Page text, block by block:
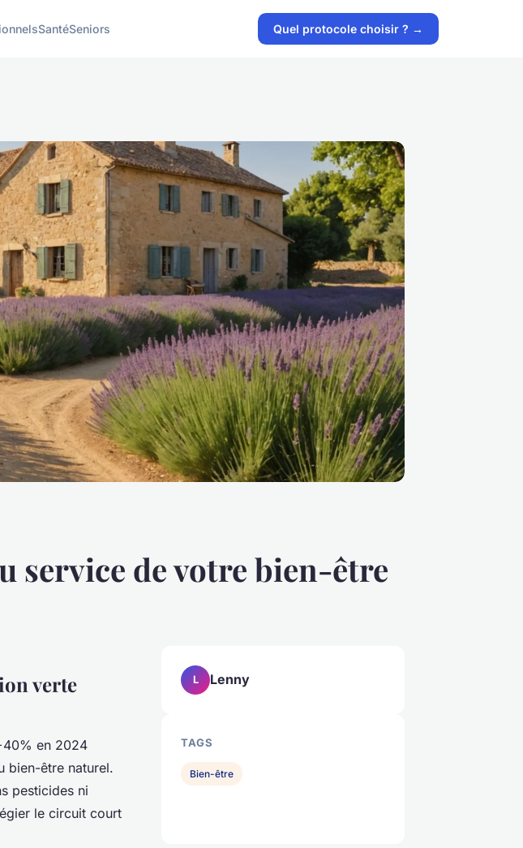
SantéSeniors Quel protocole choisir ? →
service de votre bien-être
verte
en 2024
bien-être naturel.
pesticides ni
le circuit court
L Lenny
TAGS
Bien-être